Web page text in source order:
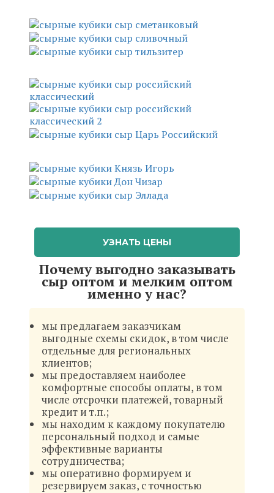
УЗНАТЬ ЦЕНЫ
Почему выгодно заказывать
сыр оптом и мелким оптом
именно у нас?
мы предлагаем заказчикам
выгодные схемы скидок, в том числе
отдельные для региональных
клиентов;
мы предоставляем наиболее
комфортные способы оплаты, в том
числе отсрочки платежей, товарный
кредит и т.п.;
мы находим к каждому покупателю
персональный подход и самые
эффективные варианты
сотрудничества;
мы оперативно формируем и
резервируем заказ, с точностью